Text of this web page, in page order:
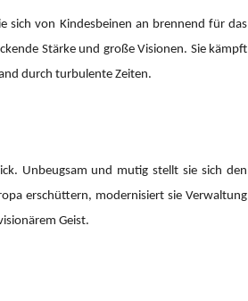
sich von Kindesbeinen an brennend für das
Stärke und große Visionen. Sie kämpft
durch turbulente Zeiten.
Unbeugsam und mutig stellt sie sich den
erschüttern, modernisiert sie Verwaltung
Geist.